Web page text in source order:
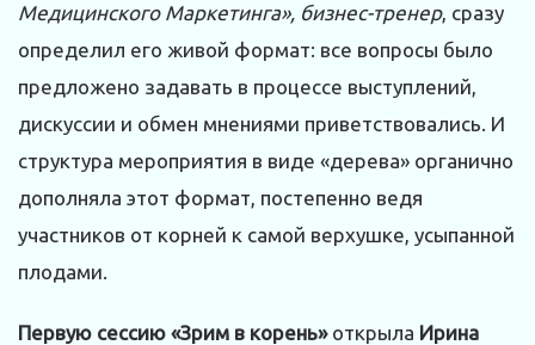
Медицинского Маркетинга», бизнес-тренер, сразу
определил его живой формат: все вопросы было
предложено задавать в процессе выступлений,
дискуссии и обмен мнениями приветствовались. И
структура мероприятия в виде «дерева» органично
дополняла этот формат, постепенно ведя
участников от корней к самой верхушке, усыпанной
плодами.
Первую сессию «Зрим в корень»открыла Ирина